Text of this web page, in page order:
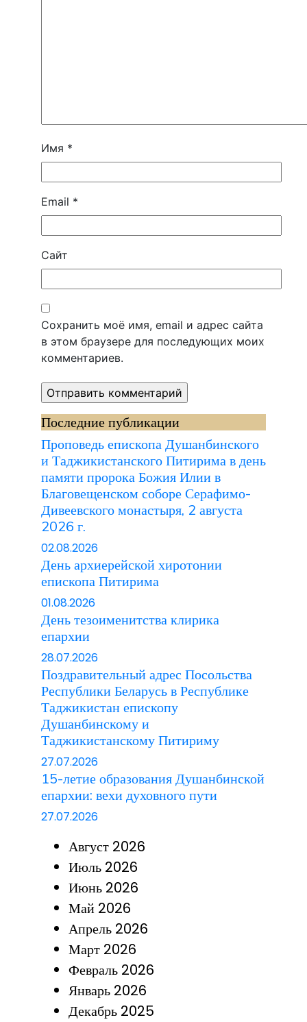
Имя *
Email *
Сайт
Сохранить моё имя, email и адрес сайта
в этом браузере для последующих моих
комментариев.
Последние публикации
Проповедь епископа Душанбинского
и Таджикистанского Питирима в день
памяти пророка Божия Илии в
Благовещенском соборе Серафимо-
Дивеевского монастыря, 2 августа
2026 г.
02.08.2026
День архиерейской хиротонии
епископа Питирима
01.08.2026
День тезоименитства клирика
епархии
28.07.2026
Поздравительный адрес Посольства
Республики Беларусь в Республике
Таджикистан епископу
Душанбинскому и
Таджикистанскому Питириму
27.07.2026
15-летие образования Душанбинской
епархии: вехи духовного пути
27.07.2026
Август 2026
Июль 2026
Июнь 2026
Май 2026
Апрель 2026
Март 2026
Февраль 2026
Январь 2026
Декабрь 2025